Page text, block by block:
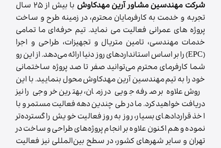
شرکت مهندسین مشاور آرین‌ مهدکاوش
با بیش از ۲۵ سال
تجربه و خدمت به کارفرمایان محترم، در زمینه طرح و ساخت
پروژه های عمرانی فعالیت می نماید. تیم حرفه‌ای ما تمامی
خدمات مهندسی، تامین متریال و تجهیزات، طراحی و اجرا
(EPC) را بر اساس استانداردهای روز دنیا ارائه می‌دهد. از این رو
شما کارفرمای محترم می‌توانید صفر تا صد پروژه ساختمانی
خود را به تیم مهندسین آرین مهدکاوش محول بنمایید. با این
روش علاوه بر صرفه جویی در زمان، بهترین خروجی را نیز
دریافت خواهید کرد. ما در طی چندین دهه فعالیت مستمر و با
اخذ قراردادهای بسیار، روز به روز فعالیت خویش را گسترده‌تر
نموده و هم اکنون علاوه بر انجام پروژه‌های طراحی و ساخت در
تهران و سایر شهرهای کشور، در سطح بین‌المللی نیز فعالیت